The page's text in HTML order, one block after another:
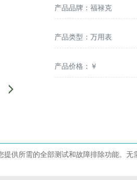
产品品牌：福禄克
产品类型：万用表
产品价格：￥
供所需的全部测试和故障排除功能。